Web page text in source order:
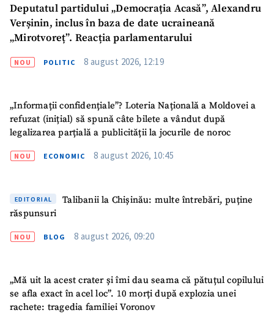
Deputatul partidului „Democrația Acasă”, Alexandru
Verșinin, inclus în baza de date ucraineană
„Mirotvoreț”. Reacția parlamentarului
NOU POLITIC 8 august 2026, 12:19
„Informații confidențiale”? Loteria Națională a Moldovei a
refuzat (inițial) să spună câte bilete a vândut după
legalizarea parțială a publicității la jocurile de noroc
NOU ECONOMIC 8 august 2026, 10:45
EDITORIAL
Talibanii la Chișinău: multe întrebări, puține
răspunsuri
NOU BLOG 8 august 2026, 09:20
„Mă uit la acest crater și îmi dau seama că pătuțul copilului
se afla exact în acel loc”. 10 morți după explozia unei
rachete: tragedia familiei Voronov
Email+ Emailul meu
+ Telefon personal
confidențialitate.